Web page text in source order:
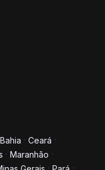
para
Bahia
Ceará
Maranhão